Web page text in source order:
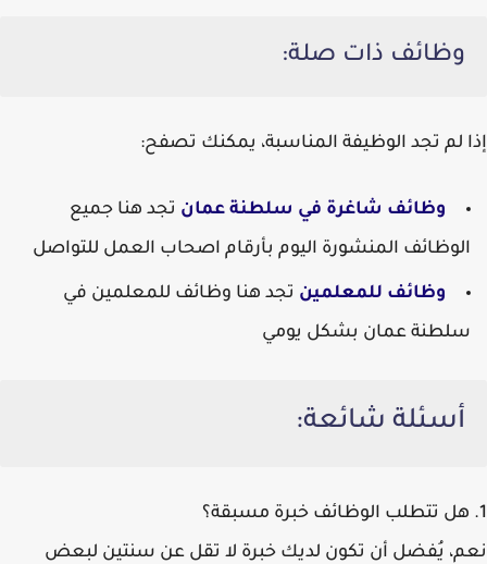
وظائف ذات صلة:
إذا لم تجد الوظيفة المناسبة، يمكنك تصفح:
وظائف شاغرة في سلطنة عمان تجد هنا جميع
الوظائف المنشورة اليوم بأرقام اصحاب العمل للتواصل
وظائف للمعلمين تجد هنا وظائف للمعلمين في
سلطنة عمان بشكل يومي
أسئلة شائعة:
1. هل تتطلب الوظائف خبرة مسبقة؟
نعم، يُفضل أن تكون لديك خبرة لا تقل عن سنتين لبعض